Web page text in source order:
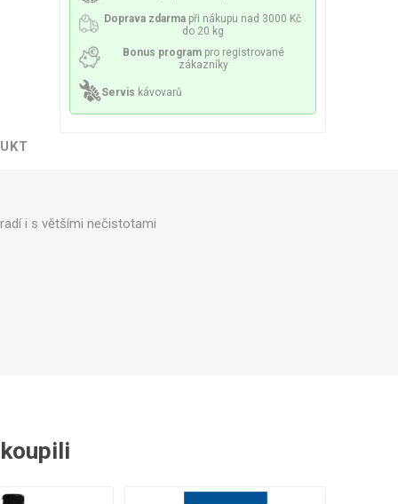
díly
Doprava zdarma při nákupu nad 3000 Kč
do 20 kg
Bonus program pro registrované
zákazníky
Servis kávovarů
i s většími nečistotami